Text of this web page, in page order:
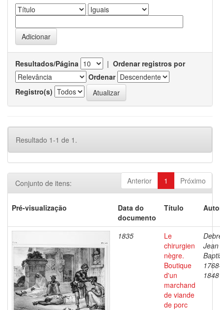
Resultados/Página | Ordenar registros por
Ordenar
Registro(s)
Resultado 1-1 de 1.
Anterior 1 Próximo
Conjunto de itens:
Pré-visualização
Data do
documento
Título
1835
Le
chirurgien
nègre.
Boutique
d'un
marchand
de viande
de porc
Jean
1848